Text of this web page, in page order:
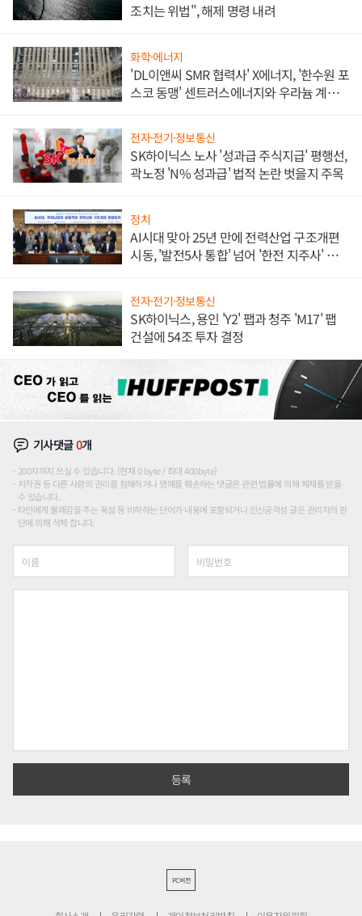
조치는 위법", 해제 명령 내려
화학·에너지
'DL이앤씨 SMR 협력사' X에너지, '한수원 포
스코 동맹' 센트러스에너지와 우라늄 계약
전자·전기·정보통신
SK하이닉스 노사 '성과급 주식지급' 평행선,
곽노정 'N% 성과급' 법적 논란 벗을지 주목
정치
AI시대 맞아 25년 만에 전력산업 구조개편
시동, '발전5사 통합' 넘어 '한전 지주사' 재편
전자·전기·정보통신
SK하이닉스, 용인 'Y2' 팹과 청주 'M17' 팹
건설에 54조 투자 결정
기사댓글0개
200자까지 쓰실 수 있습니다. (현재 0 byte / 최대 400byte)
저작권 등 다른 사람의 권리를 침해하거나 명예를 훼손하는 댓글은 관련 법률에 의해 제재를 받을
수 있습니다.
타인에게 불쾌감을 주는 욕설 등 비하하는 단어가 내용에 포함되거나 인신공격성 글은 관리자의 판
단에 의해 삭제 합니다.
PC버전